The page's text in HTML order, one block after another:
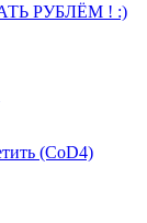
РУБЛЁМ ! :)
(CoD4)